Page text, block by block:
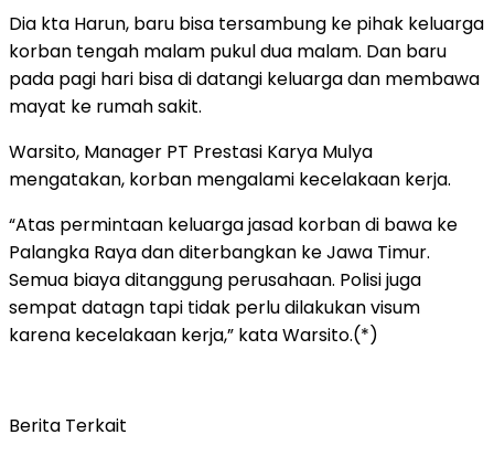
Dia kta Harun, baru bisa tersambung ke pihak keluarga
korban tengah malam pukul dua malam. Dan baru
pada pagi hari bisa di datangi keluarga dan membawa
mayat ke rumah sakit.
Warsito, Manager PT Prestasi Karya Mulya
mengatakan, korban mengalami kecelakaan kerja.
“Atas permintaan keluarga jasad korban di bawa ke
Palangka Raya dan diterbangkan ke Jawa Timur.
Semua biaya ditanggung perusahaan. Polisi juga
sempat datagn tapi tidak perlu dilakukan visum
karena kecelakaan kerja,” kata Warsito.(*)
Berita Terkait